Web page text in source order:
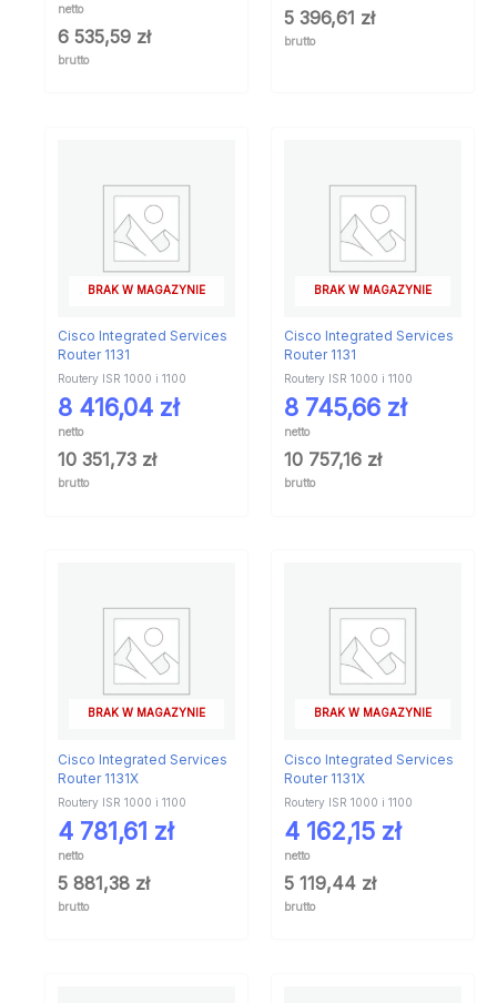
netto
6 535,59 zł
brutto
5 396,61 zł
brutto
BRAK W MAGAZYNIE
Cisco Integrated Services
Router 1131
Routery ISR 1000 i 1100
8 416,04 zł
netto
10 351,73 zł
brutto
BRAK W MAGAZYNIE
Cisco Integrated Services
Router 1131
Routery ISR 1000 i 1100
8 745,66 zł
netto
10 757,16 zł
brutto
BRAK W MAGAZYNIE
Cisco Integrated Services
Router 1131X
Routery ISR 1000 i 1100
4 781,61 zł
netto
5 881,38 zł
brutto
BRAK W MAGAZYNIE
Cisco Integrated Services
Router 1131X
Routery ISR 1000 i 1100
4 162,15 zł
netto
5 119,44 zł
brutto